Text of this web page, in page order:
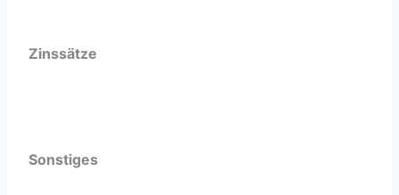
Zinssätze
Sonstiges